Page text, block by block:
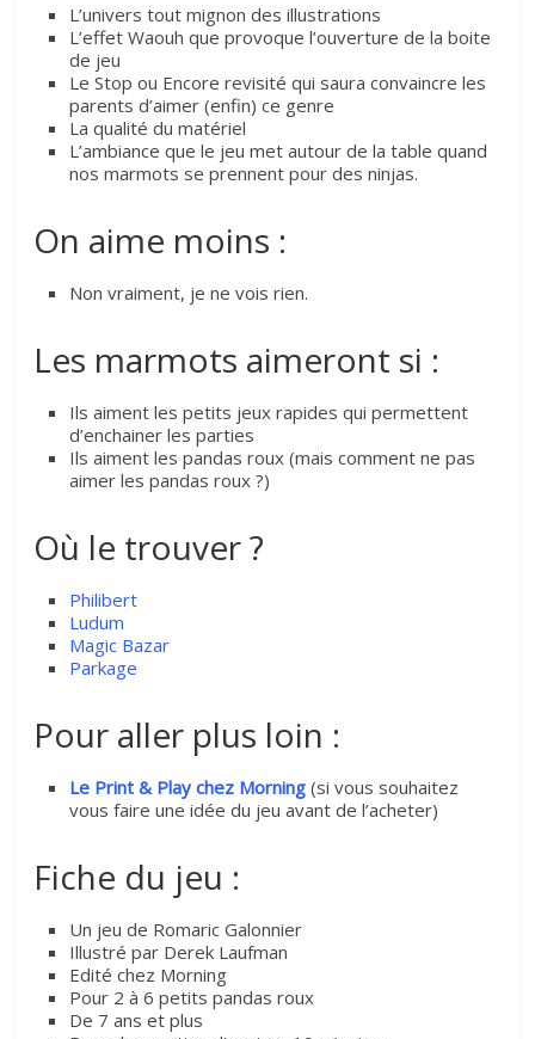
L’univers tout mignon des illustrations
L’effet Waouh que provoque l’ouverture de la boite
de jeu
Le Stop ou Encore revisité qui saura convaincre les
parents d’aimer (enfin) ce genre
La qualité du matériel
L’ambiance que le jeu met autour de la table quand
nos marmots se prennent pour des ninjas.
On aime moins :
Non vraiment, je ne vois rien.
Les marmots aimeront si :
Ils aiment les petits jeux rapides qui permettent
d’enchainer les parties
Ils aiment les pandas roux (mais comment ne pas
aimer les pandas roux ?)
Où le trouver ?
Philibert
Ludum
Magic Bazar
Parkage
Pour aller plus loin :
Le Print & Play chez Morning (si vous souhaitez
vous faire une idée du jeu avant de l’acheter)
Fiche du jeu :
Un jeu de Romaric Galonnier
Illustré par Derek Laufman
Edité chez Morning
Pour 2 à 6 petits pandas roux
De 7 ans et plus